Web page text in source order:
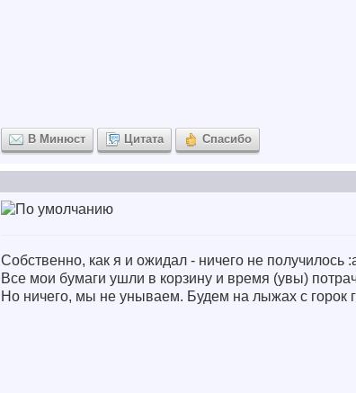
В Минюст Цитата Спасибо
Собственно, как я и ожидал - ничего не получилось
Все мои бумаги ушли в корзину и время (увы)
Но ничего, мы не унываем. Будем на лыжах с горок